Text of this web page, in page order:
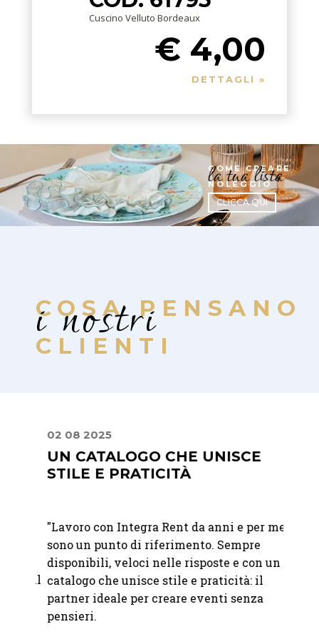
Cuscino Velluto Bordeaux
€ 4,00
DETTAGLI »
COME CREARE
la tua lista
NOLEGGIO
CLICCA QUI
COSA PENSANO
i nostri
CLIENTI
02 08 2025
UN CATALOGO CHE UNISCE
STILE E PRATICITÀ
"Lavoro con Integra Rent da anni e per me
sono un punto di riferimento. Sempre
disponibili, veloci nelle risposte e con un
catalogo che unisce stile e praticità: il
partner ideale per creare eventi senza
pensieri.